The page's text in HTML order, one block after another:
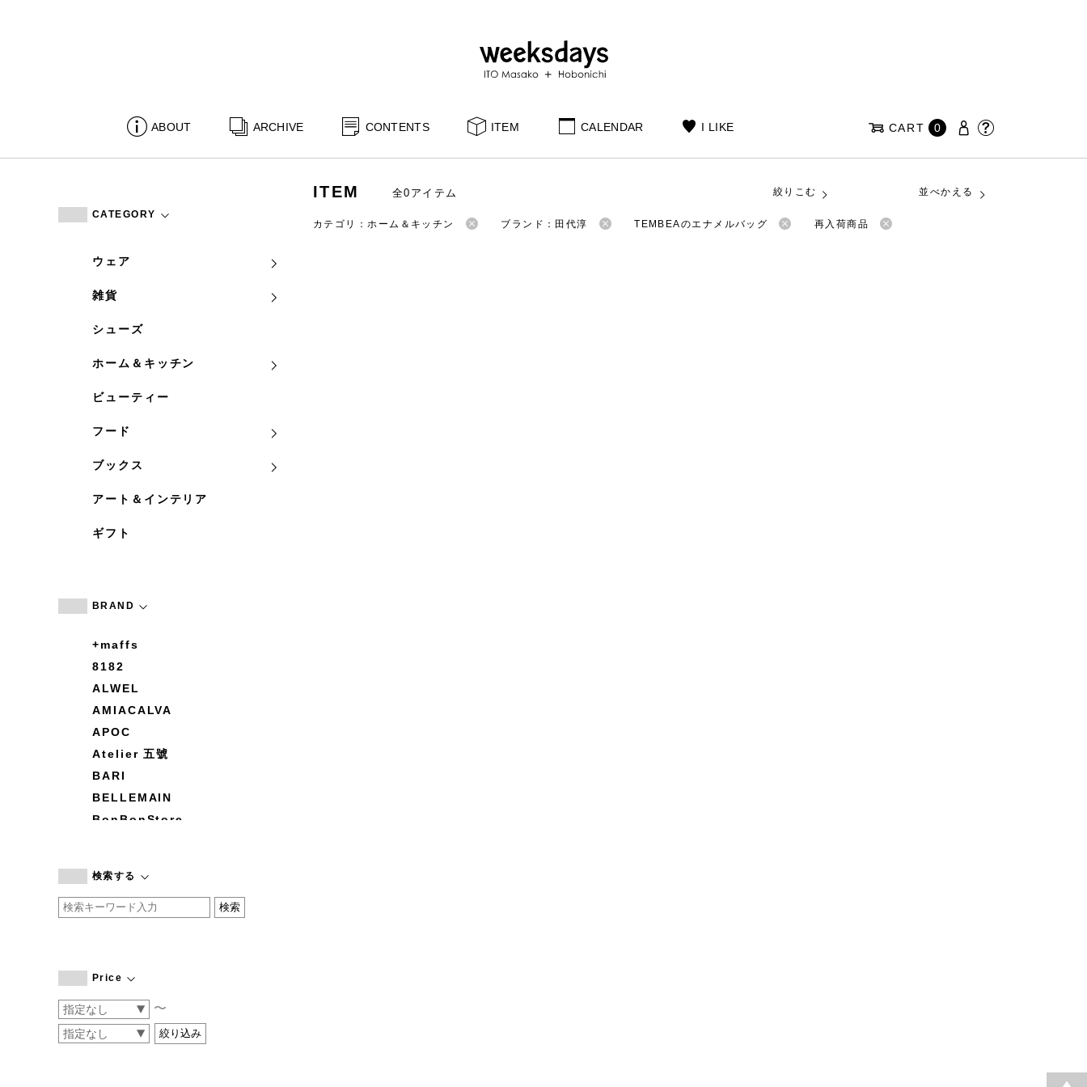
ABOUT ARCHIVE CONTENTS ITEM CALENDAR I LIKE CART 0
CATEGORY
ウェア
雑貨
シューズ
ホーム＆キッチン
ビューティー
フード
ブックス
アート＆インテリア
ギフト
BRAND
+maffs
8182
ALWEL
AMIACALVA
APOC
Atelier 五號
BARI
BELLEMAIN
BonBonStore
by basics
CATWORTH
COGTHEBIGSMOKE
CONVERSE
DEAN & DELUCA
検索する
Price
〜
ITEM 全0アイテム 絞りこむ 並べかえる
カテゴリ：ホーム＆キッチン ブランド：田代淳 TEMBEAのエナメルバッグ 再入荷商品